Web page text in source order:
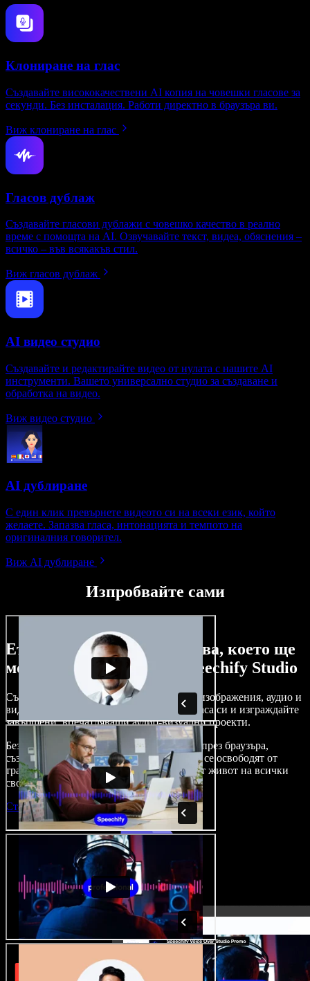
Клониране на глас
Създавайте висококачествени AI копия на човешки гласове за
секунди. Без инсталация. Работи директно в браузъра ви.
Виж клониране на глас
Гласов дублаж
Създавайте гласови дублажи с човешко качество в реално
време с помощта на AI. Озвучавайте текст, видеа, обяснения –
всичко – във всякакъв стил.
Виж гласов дублаж
AI видео студио
Създавайте и редактирайте видео от нулата с нашите AI
инструменти. Вашето универсално студио за създаване и
обработка на видео.
Виж видео студио
AI дублиране
С един клик превърнете видеото си на всеки език, който
желаете. Запазва гласа, интонацията и темпото на
оригиналния говорител.
Виж AI дублиране
Изпробвайте сами
Ето само малка част от това, което ще
можете да правите със Speechify Studio
Създавайте дублажи, добавяйте стокови изображения, аудио и
видео без авторски права, клонирайте гласа си и изграждайте
завършени, впечатляващи аудио-визуални проекти.
Без крива на обучение и с достъп изцяло през браузъра,
създателите на съдържание вече могат да се освободят от
традиционните ограничения и да вдъхнат живот на всички
свои креативни идеи.
Стартирай Studio